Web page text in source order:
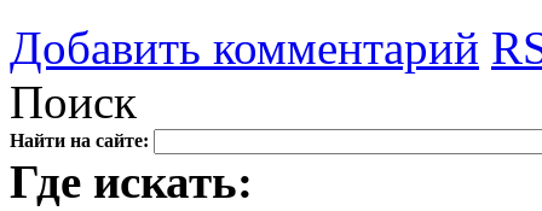
Добавить комментарий
Поиск
Найти на сайте:
Где искать: